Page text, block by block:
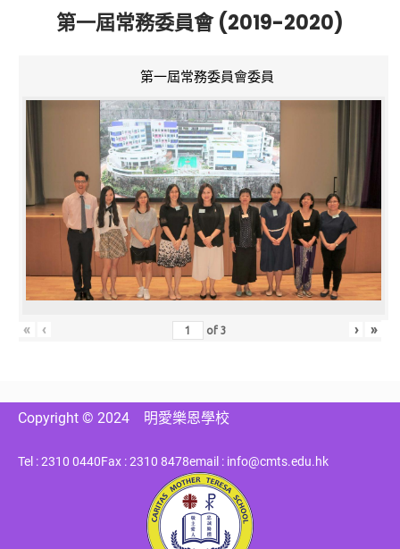
第一屆常務委員會 (2019-2020)
第一屆常務委員會委員
« ‹ of3 › »
Copyright © 2024 明愛樂恩學校
Tel : 2310 0440Fax : 2310 8478email : info@cmts.edu.hk